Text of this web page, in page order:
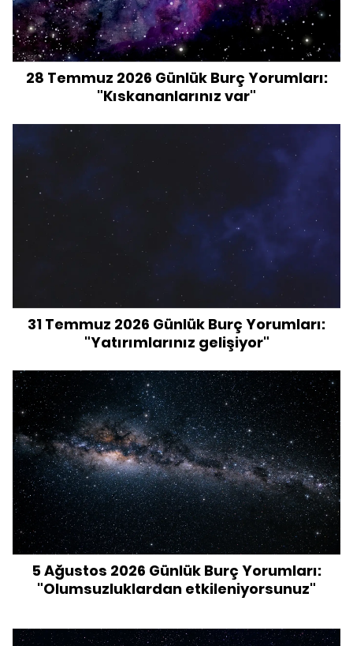
28 Temmuz 2026 Günlük Burç Yorumları:
"Kıskananlarınız var"
31 Temmuz 2026 Günlük Burç Yorumları:
"Yatırımlarınız gelişiyor"
5 Ağustos 2026 Günlük Burç Yorumları:
"Olumsuzluklardan etkileniyorsunuz"